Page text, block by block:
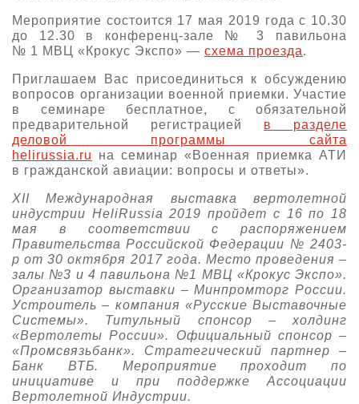
Мероприятие состоится 17 мая 2019 года с 10.30
до 12.30 в конференц-зале № 3 павильона
№ 1 МВЦ «Крокус Экспо» — схема проезда.
Приглашаем Вас присоединиться к обсуждению
вопросов организации военной приемки. Участие
в семинаре бесплатное, с обязательной
предварительной регистрацией в разделе
деловой программы сайта
helirussia.ru
на семинар «Военная приемка АТИ
в гражданской авиации: вопросы и ответы».
XII Международная выставка вертолетной
индустрии HeliRussia 2019 пройдет c 16 по 18
мая в соответствии с распоряжением
Правительства Российской Федерации № 2403-
р от 30 октября 2017 года. Место проведения –
залы №3 и 4 павильона №1 МВЦ «Крокус Экспо».
Организатор выставки – Минпромторг России.
Устроитель – компания «Русские Выставочные
Системы». Титульный спонсор – холдинг
«Вертолеты России». Официальный спонсор –
«Промсвязьбанк». Стратегический партнер –
Банк ВТБ. Мероприятие проходит по
инициативе и при поддержке Ассоциации
Вертолетной Индустрии.